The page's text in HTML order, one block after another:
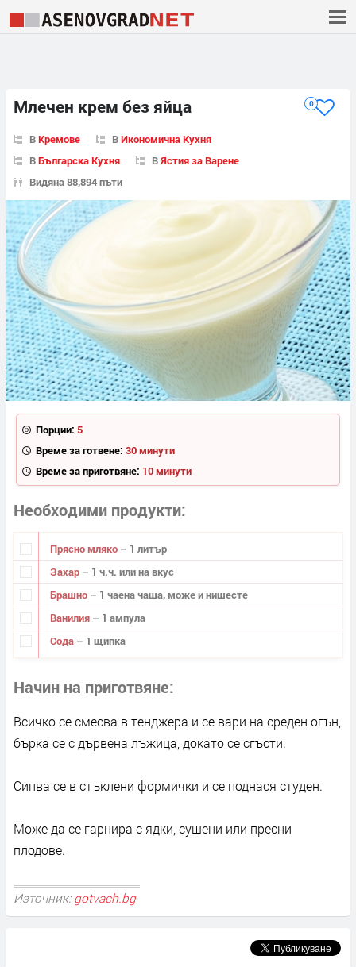
Млечен крем без яйца 0
ВКремове ВИкономична Кухня
ВБългарска Кухня ВЯстия за Варене
Видяна 88,894 пъти
Порции: 5
Време за готвене: 30 минути
Време за приготвяне: 10 минути
Необходими продукти
Прясно мляко – 1 литър
Захар – 1 ч.ч. или на вкус
Брашно – 1 чаена чаша, може и нишесте
Ванилия – 1 ампула
Сода – 1 щипка
Начин на приготвяне
Всичко се смесва в тенджера и се вари на среден огън,
бърка се с дървена лъжица, докато се сгъсти.
Сипва се в стъклени формички и се поднася студен.
Може да се гарнира с ядки, сушени или пресни
плодове.
Източник: gotvach.bg